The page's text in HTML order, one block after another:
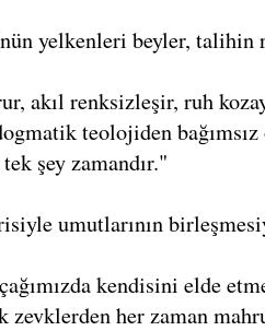
yelkenleri beyler, talihin
akıl renksizleşir, ruh
teolojiden
şey zamandır."
umutlarının
kendisini elde
zevklerden her zaman